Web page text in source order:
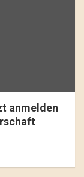
anmelden